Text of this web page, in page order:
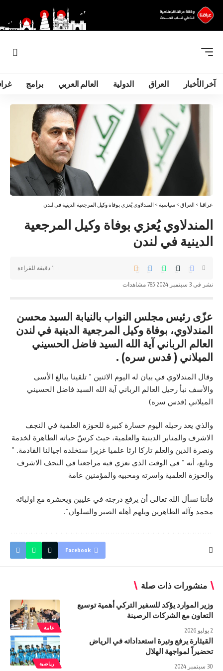
آخر الأخبار العراق الدولية العالم العربي برامج
عراقنا > العراق > سياسية > المندلاوي يُعزي بوفاة وكيل المرجعية الدينية في لندن
المندلاوي يُعزي بوفاة وكيل المرجعية
الدينية في لندن
نشر في 3 سبتمبر 2024 785 مشاهدات
1 دقيقة للقراءة
عزّى رئيس مجلس النواب بالنيابة السيد محسن
المندلاوي، بوفاة وكيل المرجعية الدينية في لندن
العالم الرباني آية الله السيد فاضل الحسيني
الميلاني ( قدس سره) .
وقال المندلاوي في بيان له اليوم الاثنين ” تلقينا ببالغ الأسى
والأسف نبأ رحيل العالم الرباني آية الله السيد فاضل الحسيني
الميلاني (قدس سره)
والذي يعد رحيله اليوم خسارة كبيرة للحوزة العلمية في النجف
الاشرف والمنابر الدينية والعلمية، حيث كرسّ حياته الطاهرة لخدمة
ونصرة الدين والعلم تاركا ارثا علميا غزيرا ستخلده اجيالنا القادمة. ”
وتابع، أنه ” في الوقت الذي نعزي فيه مراجعنا في النجف الاشرف
والحوزة العلمية واسرته ومحبيه والمؤمنين عامة
فأننا نسأل الله تعالى أن يرفع درجته في عليين ويحشره مع اوليائه
محمد وآله الطاهرين ويلهم أهله الصبر والسلوان”.
Facebook
منشورات ذات صلة
عامة
وزير الموارد يؤكد للسفير التركي أهمية توسيع
التعاون مع الشركات الرصينة
2 يوليو 2026
رياضية
القيثارة يرفع وتيرة استعداداته في الرياض
تحضيراً لمواجهة الهلال
30 سبتمبر 2024